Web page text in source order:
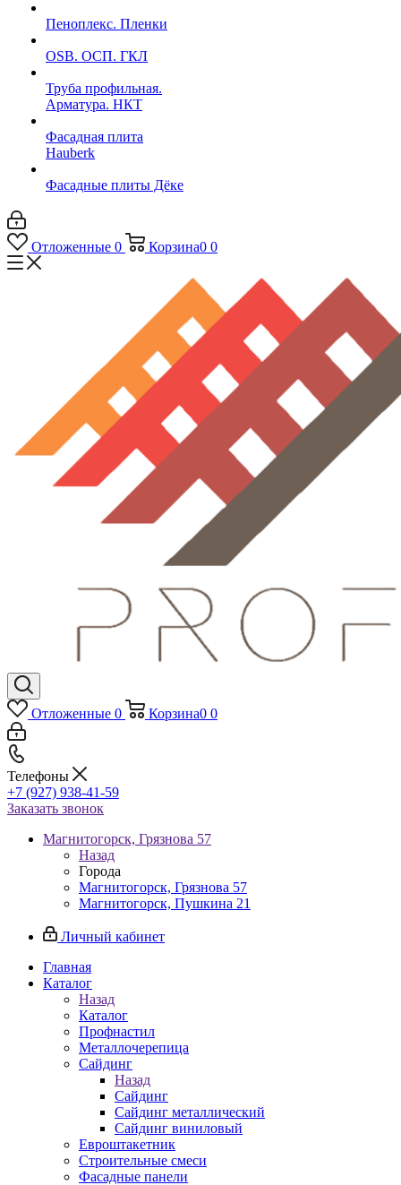
Пеноплекс. Пленки
OSB. ОСП. ГКЛ
Труба профильная.
Арматура. НКТ
Фасадная плита
Hauberk
Фасадные плиты Дёке
Отложенные 0 Корзина0 0
Отложенные 0 Корзина0 0
Телефоны
+7 (927) 938-41-59
Заказать звонок
Магнитогорск, Грязнова 57
Назад
Города
Магнитогорск, Грязнова 57
Магнитогорск, Пушкина 21
Личный кабинет
Главная
Каталог
Назад
Каталог
Профнастил
Металлочерепица
Сайдинг
Назад
Сайдинг
Сайдинг металлический
Сайдинг виниловый
Евроштакетник
Строительные смеси
Фасадные панели